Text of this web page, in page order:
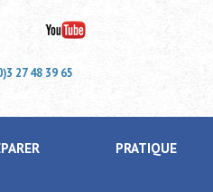
27 48 39 65
PRATIQUE